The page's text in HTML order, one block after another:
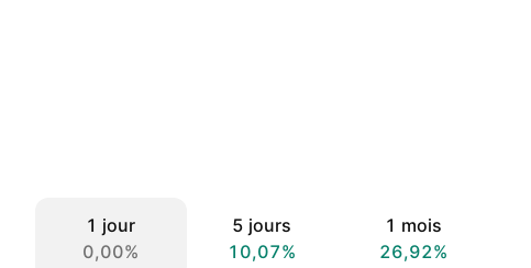
1 jour
0,00%
5 jours
10,07%
1 mois
26,92%